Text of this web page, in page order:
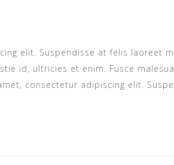
elit. Suspendisse at felis laoreet
id, ultricies et enim. Fusce
consectetur adipiscing elit.